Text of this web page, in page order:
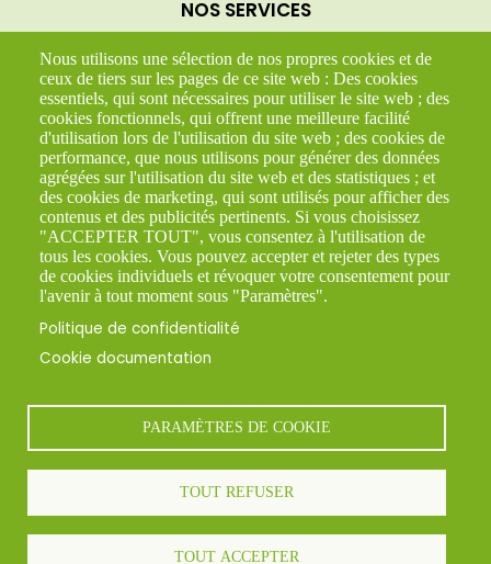
NOS SERVICES
TRANSPORT ROUTE
TRANSPORT MULTI-MODAL
ATELIERS PL/VL/SOUDURE
COMMISSIONNAIRE EN TRANSPORT
LES PRODUITS TRANSPORTÉS
AGRICULTURE & NUTRITION
CHIMIE
ROCHE & MINERAIS
ACTUALITÉS
Certification
Mentions légales•Contact• Réalisation :
Nous utilisons une sélection de nos propres cookies et de
ceux de tiers sur les pages de ce site web : Des cookies
essentiels, qui sont nécessaires pour utiliser le site web ; des
cookies fonctionnels, qui offrent une meilleure facilité
d'utilisation lors de l'utilisation du site web ; des cookies de
performance, que nous utilisons pour générer des données
agrégées sur l'utilisation du site web et des statistiques ; et
des cookies de marketing, qui sont utilisés pour afficher des
contenus et des publicités pertinents. Si vous choisissez
"ACCEPTER TOUT", vous consentez à l'utilisation de
tous les cookies. Vous pouvez accepter et rejeter des types
de cookies individuels et révoquer votre consentement pour
l'avenir à tout moment sous "Paramètres".
Politique de confidentialité
Cookie documentation
PARAMÈTRES DE COOKIE
TOUT REFUSER
TOUT ACCEPTER